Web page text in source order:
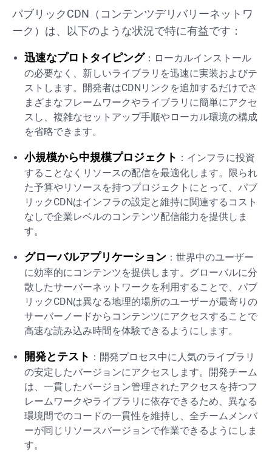
パブリックCDN（コンテンツデリバリーネットワ
ーク）は、以下のような状況で特に有益です：
迅速なプロトタイピング：ローカルインストール
の必要なく、新しいライブラリを迅速に実装およびテ
ストします。開発者はCDNリンクを追加するだけでさ
まざまなフレームワークやライブラリに簡単にアクセ
スし、複雑なセットアップ手順やローカル環境の構成
を省略できます。
小規模から中規模プロジェクト ：インフラに投資
することなくリソースの配信を最適化します。限られ
た予算やリソースを持つプロジェクトにとって、パブ
リックCDNはインフラの設定と維持に関連するコスト
なしで企業レベルのコンテンツ配信能力を提供しま
す。
グローバルアプリケーション ：世界中のユーザー
に効率的にコンテンツを提供します。グローバルに分
散したサーバーネットワークを利用することで、パブ
リックCDNは異なる地理的場所のユーザーが最寄りの
サーバーノードからコンテンツにアクセスすることで
高速な読み込み時間を体験できるようにします。
開発とテスト ：開発プロセス中に人気のライブラリ
の安定したバージョンにアクセスします。開発チーム
は、一貫したバージョン管理されたアクセスを持つフ
レームワークやライブラリに依存できるため、異なる
環境間でのコードの一貫性を維持し、全チームメンバ
ーが同じリソースバージョンで作業できるようにしま
す。